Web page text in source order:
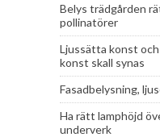
Belys trädgården
pollinatörer
Ljussätta konst
konst skall synas
Fasadbelysning,
Ha rätt lamphöjd
underverk